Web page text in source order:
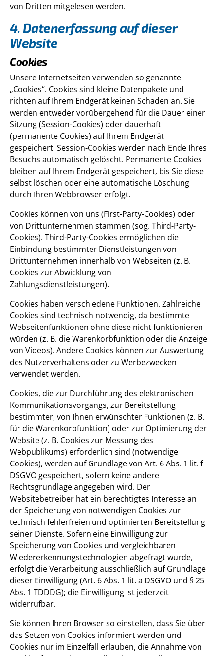
von Dritten mitgelesen werden.
4. Datenerfassung auf dieser
Website
Cookies
Unsere Internetseiten verwenden so genannte
„Cookies“. Cookies sind kleine Datenpakete und
richten auf Ihrem Endgerät keinen Schaden an. Sie
werden entweder vorübergehend für die Dauer einer
Sitzung (Session-Cookies) oder dauerhaft
(permanente Cookies) auf Ihrem Endgerät
gespeichert. Session-Cookies werden nach Ende Ihres
Besuchs automatisch gelöscht. Permanente Cookies
bleiben auf Ihrem Endgerät gespeichert, bis Sie diese
selbst löschen oder eine automatische Löschung
durch Ihren Webbrowser erfolgt.
Cookies können von uns (First-Party-Cookies) oder
von Drittunternehmen stammen (sog. Third-Party-
Cookies). Third-Party-Cookies ermöglichen die
Einbindung bestimmter Dienstleistungen von
Drittunternehmen innerhalb von Webseiten (z. B.
Cookies zur Abwicklung von
Zahlungsdienstleistungen).
Cookies haben verschiedene Funktionen. Zahlreiche
Cookies sind technisch notwendig, da bestimmte
Webseitenfunktionen ohne diese nicht funktionieren
würden (z. B. die Warenkorbfunktion oder die Anzeige
von Videos). Andere Cookies können zur Auswertung
des Nutzerverhaltens oder zu Werbezwecken
verwendet werden.
Cookies, die zur Durchführung des elektronischen
Kommunikationsvorgangs, zur Bereitstellung
bestimmter, von Ihnen erwünschter Funktionen (z. B.
für die Warenkorbfunktion) oder zur Optimierung der
Website (z. B. Cookies zur Messung des
Webpublikums) erforderlich sind (notwendige
Cookies), werden auf Grundlage von Art. 6 Abs. 1 lit. f
DSGVO gespeichert, sofern keine andere
Rechtsgrundlage angegeben wird. Der
Websitebetreiber hat ein berechtigtes Interesse an
der Speicherung von notwendigen Cookies zur
technisch fehlerfreien und optimierten Bereitstellung
seiner Dienste. Sofern eine Einwilligung zur
Speicherung von Cookies und vergleichbaren
Wiedererkennungstechnologien abgefragt wurde,
erfolgt die Verarbeitung ausschließlich auf Grundlage
dieser Einwilligung (Art. 6 Abs. 1 lit. a DSGVO und § 25
Abs. 1 TDDDG); die Einwilligung ist jederzeit
widerrufbar.
Sie können Ihren Browser so einstellen, dass Sie über
das Setzen von Cookies informiert werden und
Cookies nur im Einzelfall erlauben, die Annahme von